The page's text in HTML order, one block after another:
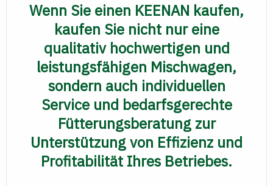
Wenn Sie einen KEENAN kaufen,
kaufen Sie nicht nur eine
qualitativ hochwertigen und
leistungsfähigen Mischwagen,
sondern auch individuellen
Service und bedarfsgerechte
Fütterungsberatung zur
Unterstützung von Effizienz und
Profitabilität Ihres Betriebes.